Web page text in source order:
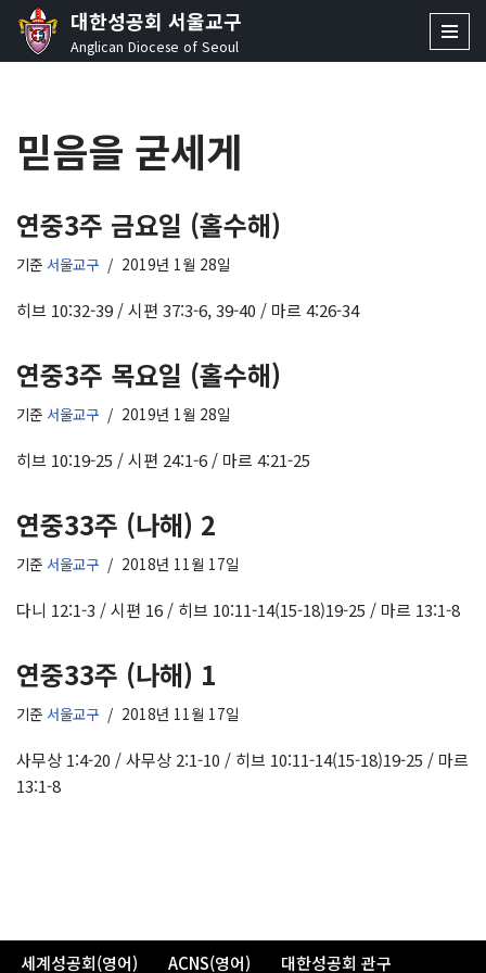
콘
로
건
뛰
기
대한성공회 서울교구
Anglican Diocese of Seoul
믿음을 굳세게
연중3주 금요일 (홀수해)
기준 서울교구 2019년 1월 28일
히브 10:32-39 / 시편 37:3-6, 39-40 / 마르 4:26-34
연중3주 목요일 (홀수해)
기준 서울교구 2019년 1월 28일
히브 10:19-25 / 시편 24:1-6 / 마르 4:21-25
연중33주 (나해) 2
기준 서울교구 2018년 11월 17일
다니 12:1-3 / 시편 16 / 히브 10:11-14(15-18)19-25 / 마르 13:1-8
연중33주 (나해) 1
기준 서울교구 2018년 11월 17일
사무상 1:4-20 / 사무상 2:1-10 / 히브 10:11-14(15-18)19-25 / 마르
13:1-8
세계성공회(영어) ACNS(영어) 대한성공회 관구